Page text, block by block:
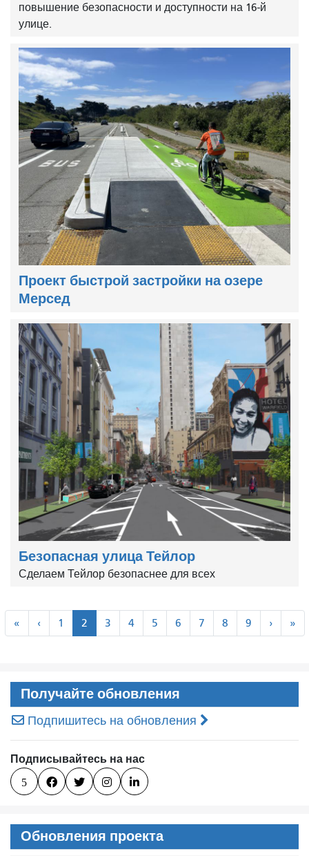
повышение безопасности и доступности на 16-й
улице.
Проект быстрой застройки на озере
Мерсед
Безопасная улица Тейлор
Сделаем Тейлор безопаснее для всех
Пагинация
««
Первая
‹‹
Предыдущий
1 2 3 4 5 6 7 8 9 ›Далее
›
»
»
Получайте обновления
Подпишитесь на обновления
Подписывайтесь на нас
5    
Обновления проекта